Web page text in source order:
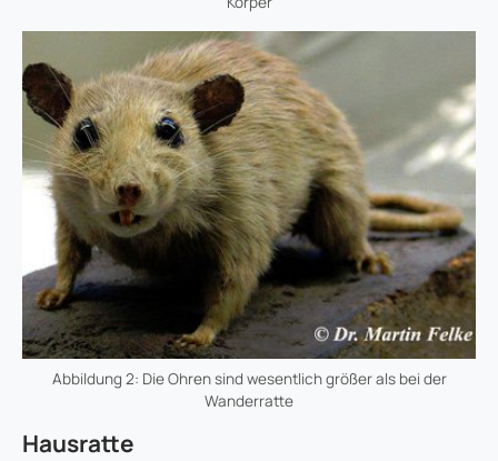
Abbildung 2: Die Ohren sind wesentlich größer als bei der
Wanderratte
Hausratte